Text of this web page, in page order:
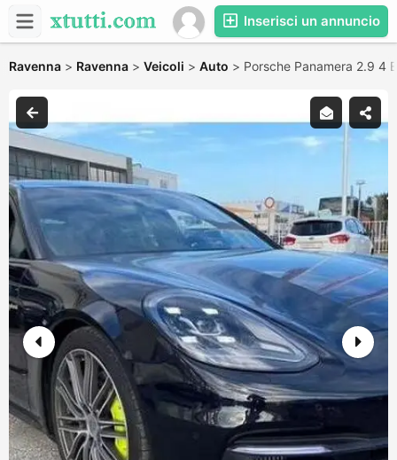
Inserisci un annuncio
Ravenna > Ravenna > Veicoli > Auto > Porsche Panamera 2.9 4